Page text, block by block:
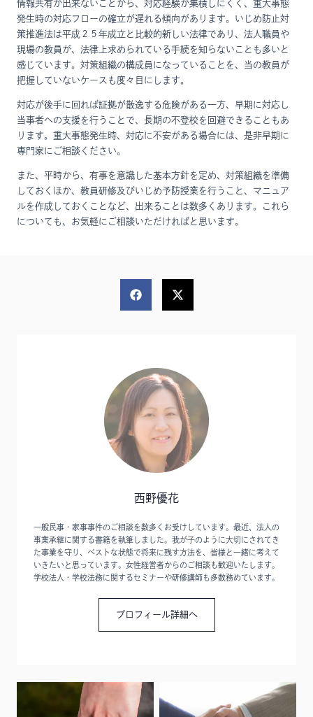
情報共有が出来ないことから、対応経験が集積しにくく、重大事態
発生時の対応フローの確立が遅れる傾向があります。いじめ防止対
策推進法は平成２５年成立と比較的新しい法律であり、法人職員や
現場の教員が、法律上求められている手続を知らないことも多いと
感じています。対策組織の構成員になっていることを、当の教員が
把握していないケースも度々目にします。
対応が後手に回れば証拠が散逸する危険がある一方、早期に対応し
当事者への支援を行うことで、長期の不登校を回避できることもあ
ります。重大事態発生時、対応に不安がある場合には、是非早期に
専門家にご相談ください。
また、平時から、有事を意識した基本方針を定め、対策組織を準備
しておくほか、教員研修及びいじめ予防授業を行うこと、マニュア
ルを作成しておくことなど、出来ることは数多くあります。これら
についても、お気軽にご相談いただければと思います。
西野優花
一般民事・家事事件のご相談を数多くお受けしています。最近、法人の
事業承継に関する書籍を執筆しました。我が子のように大切にされてき
た事業を守り、ベストな状態で将来に残す方法を、皆様と一緒に考えて
いきたいと思っています。女性経営者からのご相談も歓迎いたします。
学校法人・学校法務に関するセミナーや研修講師も多数務めています。
プロフィール詳細へ